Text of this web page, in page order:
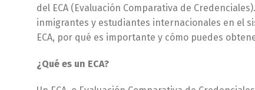
del ECA (Evaluación Comparativa de
inmigrantes y estudiantes internacionales en el
ECA, por qué es importante y cómo puedes
¿Qué es un ECA?